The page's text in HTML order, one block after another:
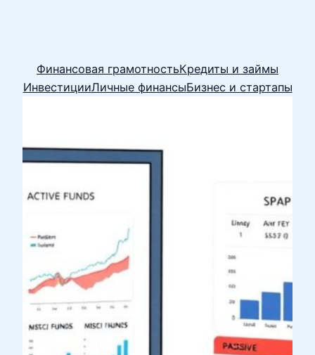
Финансовая грамотностьКредиты и займы
ИнвестицииЛичные финансыБизнес и стартапы